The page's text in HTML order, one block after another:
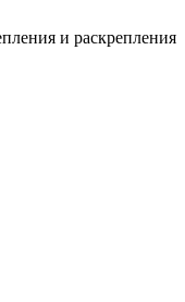
и раскрепления